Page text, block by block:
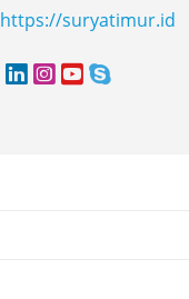
https://suryatimur.id